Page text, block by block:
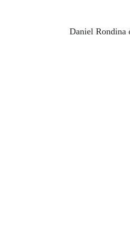
Daniel Rondina